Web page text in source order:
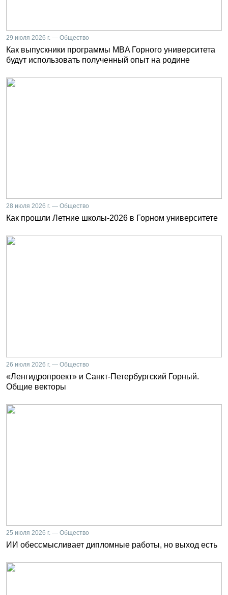
29 июля 2026 г. — Общество
Как выпускники программы MBA Горного университета
будут использовать полученный опыт на родине
28 июля 2026 г. — Общество
Как прошли Летние школы-2026 в Горном университете
26 июля 2026 г. — Общество
«Ленгидропроект» и Санкт-Петербургский Горный.
Общие векторы
25 июля 2026 г. — Общество
ИИ обессмысливает дипломные работы, но выход есть